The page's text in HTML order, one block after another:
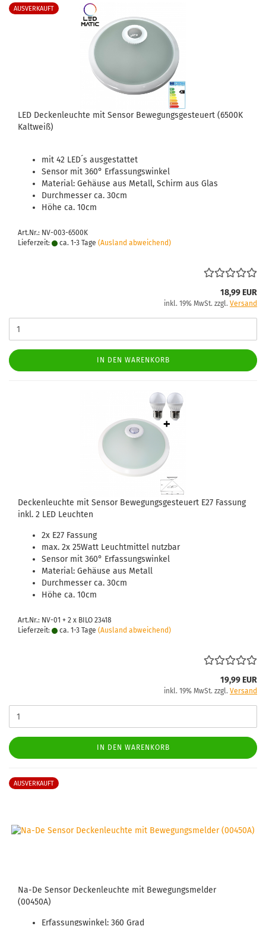
AUSVERKAUFT
LED Deckenleuchte mit Sensor Bewegungsgesteuert (6500K
Kaltweiß)
mit 42 LED´s ausgestattet
Sensor mit 360° Erfassungswinkel
Material: Gehäuse aus Metall, Schirm aus Glas
Durchmesser ca. 30cm
Höhe ca. 10cm
Art.Nr.: NV-003-6500K
Lieferzeit:
ca. 1-3 Tage (Ausland abweichend)
18,99 EUR
inkl. 19% MwSt. zzgl. Versand
IN DEN WARENKORB
Deckenleuchte mit Sensor Bewegungsgesteuert E27 Fassung
inkl. 2 LED Leuchten
2x E27 Fassung
max. 2x 25Watt Leuchtmittel nutzbar
Sensor mit 360° Erfassungswinkel
Material: Gehäuse aus Metall
Durchmesser ca. 30cm
Höhe ca. 10cm
Art.Nr.: NV-01 + 2 x BILO 23418
Lieferzeit:
ca. 1-3 Tage (Ausland abweichend)
19,99 EUR
inkl. 19% MwSt. zzgl. Versand
IN DEN WARENKORB
AUSVERKAUFT
Na-De Sensor Deckenleuchte mit Bewegungsmelder
(00450A)
Erfassungswinkel: 360 Grad